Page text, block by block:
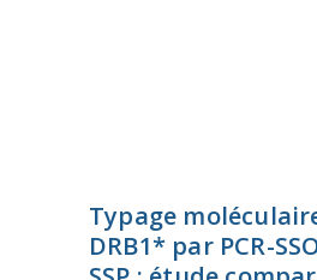
Typage
DRB1* par PCR-